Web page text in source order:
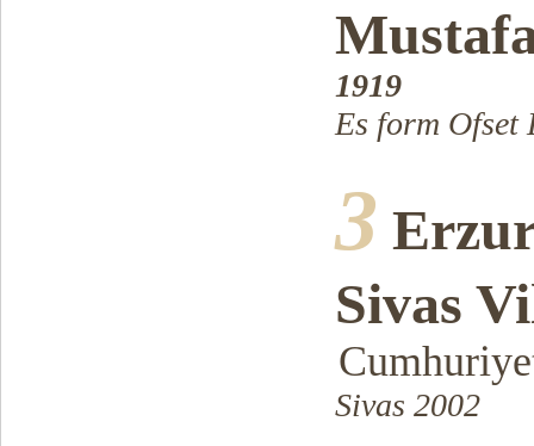
1919
Es form Ofset
3
Sivas
Sivas 2002